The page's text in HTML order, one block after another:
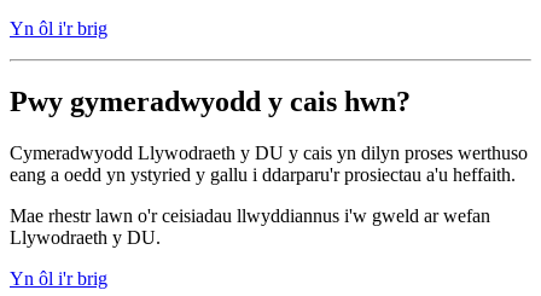
Yn ôl i'r brig
Pwy gymeradwyodd y cais hwn?
Cymeradwyodd Llywodraeth y DU y cais yn dilyn proses werthuso
eang a oedd yn ystyried y gallu i ddarparu'r prosiectau a'u heffaith.
Mae rhestr lawn o'r ceisiadau llwyddiannus i'w gweld ar wefan
Llywodraeth y DU.
Yn ôl i'r brig